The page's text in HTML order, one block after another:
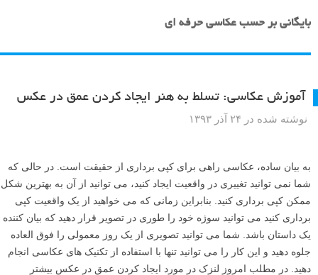
بایگانی بر حسب عکاسی حرفه ای
آموزش عکاسی: تسلط به هنر ایجاد کردن عمق در عکس
نوشته شده در ۲۴ آذر ۱۳۹۳
به بیان ساده، عکاسی راهی برای کپی برداری از حقیقت است. در حالی که
شما نمی توانید تغییری در واقعیت ایجاد کنید، می توانید از آن به بهترین شکل
ممکن کپی برداری کنید. بنابراین زمانی که می خواهید از یک واقعیت کپی
برداری کنید می توانید سوژه خود را طوری در تصویر قرار دهید که بیان کننده
یک داستان باشد. شما می توانید تصویری از یک روز معمولی را فوق العاده
جلوه دهید و این کار را می توانید تنها با استفاده از تکنیک های عکاسی انجام
دهید. در مطلب امروز لنزک در مورد ایجاد کردن عمق در عکس بیشتر